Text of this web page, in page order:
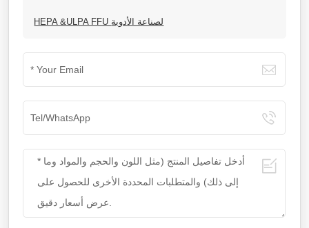
HEPA &ULPA FFU لصناعة الأدوية